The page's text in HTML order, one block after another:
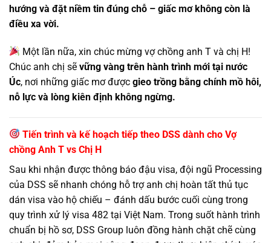
hướng và đặt niềm tin đúng chỗ – giấc mơ không còn là
điều xa vời.
Một lần nữa, xin chúc mừng vợ chồng anh T và chị H!
Chúc anh chị sẽ vững vàng trên hành trình mới tại nước
Úc, nơi những giấc mơ được gieo trồng bằng chính mồ hôi,
nỗ lực và lòng kiên định không ngừng.
Tiến trình và kế hoạch tiếp theo DSS dành cho Vợ
chồng Anh T vs Chị H
Sau khi nhận được thông báo đậu visa, đội ngũ Processing
của DSS sẽ nhanh chóng hỗ trợ anh chị hoàn tất thủ tục
dán visa vào hộ chiếu – đánh dấu bước cuối cùng trong
quy trình xử lý visa 482 tại Việt Nam. Trong suốt hành trình
chuẩn bị hồ sơ, DSS Group luôn đồng hành chặt chẽ cùng